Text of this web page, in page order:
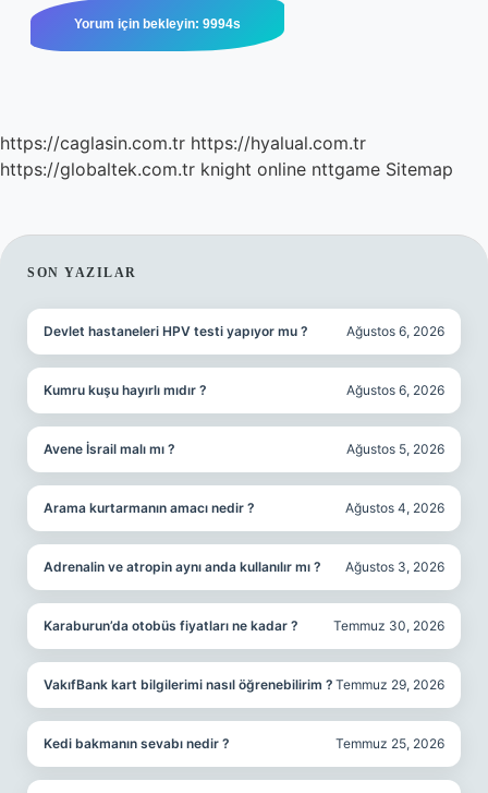
https://caglasin.com.tr https://hyalual.com.tr
https://globaltek.com.tr knight online nttgame Sitemap
SIDEBAR
SON YAZILAR
Devlet hastaneleri HPV testi yapıyor mu ? Ağustos 6, 2026
Kumru kuşu hayırlı mıdır ? Ağustos 6, 2026
Avene İsrail malı mı ? Ağustos 5, 2026
Arama kurtarmanın amacı nedir ? Ağustos 4, 2026
Adrenalin ve atropin aynı anda kullanılır mı ? Ağustos 3, 2026
Karaburun’da otobüs fiyatları ne kadar ? Temmuz 30, 2026
VakıfBank kart bilgilerimi nasıl öğrenebilirim ? Temmuz 29, 2026
Kedi bakmanın sevabı nedir ? Temmuz 25, 2026